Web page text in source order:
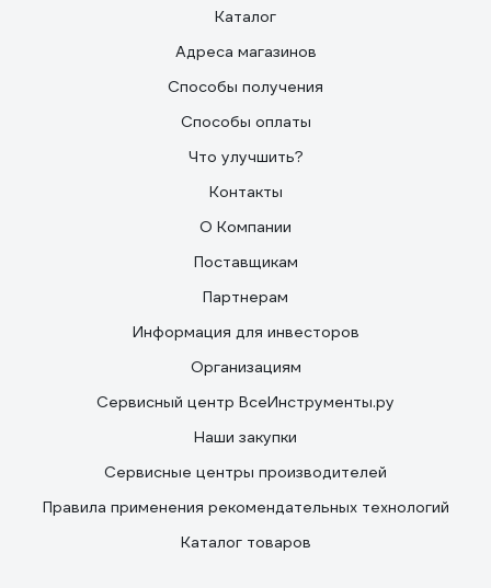
Каталог
Адреса магазинов
Способы получения
Способы оплаты
Что улучшить?
Контакты
О Компании
Поставщикам
Партнерам
Информация для инвесторов
Организациям
Сервисный центр ВсеИнструменты.ру
Наши закупки
Сервисные центры производителей
Правила применения рекомендательных технологий
Каталог товаров